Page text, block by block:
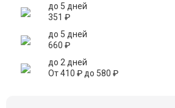
до 5 дней
351 ₽
до 5 дней
660 ₽
до 2 дней
От 410 ₽ до 580 ₽